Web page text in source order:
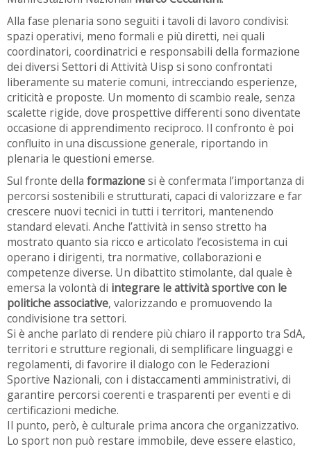
Alla fase plenaria sono seguiti i tavoli di lavoro condivisi:
spazi operativi, meno formali e più diretti, nei quali
coordinatori, coordinatrici e responsabili della formazione
dei diversi Settori di Attività Uisp si sono confrontati
liberamente su materie comuni, intrecciando esperienze,
criticità e proposte. Un momento di scambio reale, senza
scalette rigide, dove prospettive differenti sono diventate
occasione di apprendimento reciproco. Il confronto è poi
confluito in una discussione generale, riportando in
plenaria le questioni emerse.
Sul fronte della formazionesi è confermata l’importanza di
percorsi sostenibili e strutturati, capaci di valorizzare e far
crescere nuovi tecnici in tutti i territori, mantenendo
standard elevati. Anche l’attività in senso stretto ha
mostrato quanto sia ricco e articolato l’ecosistema in cui
operano i dirigenti, tra normative, collaborazioni e
competenze diverse. Un dibattito stimolante, dal quale è
emersa la volontà di integrare le attività sportive con le
politiche associative, valorizzando e promuovendo la
condivisione tra settori.
Si è anche parlato di rendere più chiaro il rapporto tra SdA,
territori e strutture regionali, di semplificare linguaggi e
regolamenti, di favorire il dialogo con le Federazioni
Sportive Nazionali, con i distaccamenti amministrativi, di
garantire percorsi coerenti e trasparenti per eventi e di
certificazioni mediche.
Il punto, però, è culturale prima ancora che organizzativo.
Lo sport non può restare immobile, deve essere elastico,